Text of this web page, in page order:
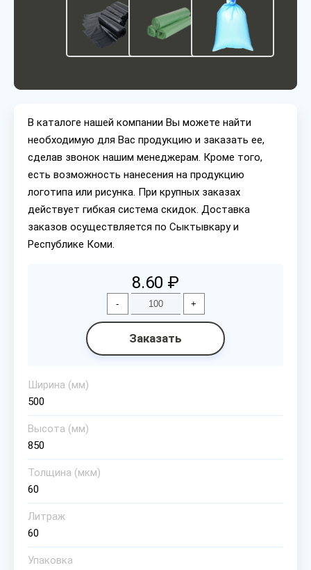
В каталоге нашей компании Вы можете найти
необходимую для Вас продукцию и заказать ее,
сделав звонок нашим менеджерам. Кроме того,
есть возможность нанесения на продукцию
логотипа или рисунка. При крупных заказах
действует гибкая система скидок. Доставка
заказов осуществляется по Сыктывкару и
Республике Коми.
8.60 ₽
- +
Заказать
Ширина (мм)
500
Высота (мм)
850
Толщина (мкм)
60
Литраж
60
Упаковка